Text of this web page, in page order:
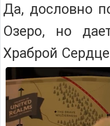
Да, дословно
Озеро, но
Храброй